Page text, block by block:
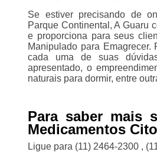
Se estiver precisando de
Parque Continental, A Guaru
e proporciona para seus
Manipulado para
cada uma de suas
apresentado, o
naturais para dormir, entre
Para saber mais
Medicamentos
Ligue para (11) 2464-2300 ,